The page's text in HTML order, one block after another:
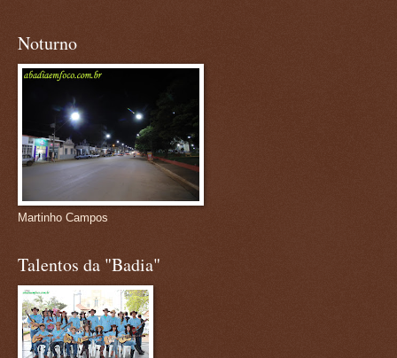
Noturno
Martinho Campos
Talentos da "Badia"